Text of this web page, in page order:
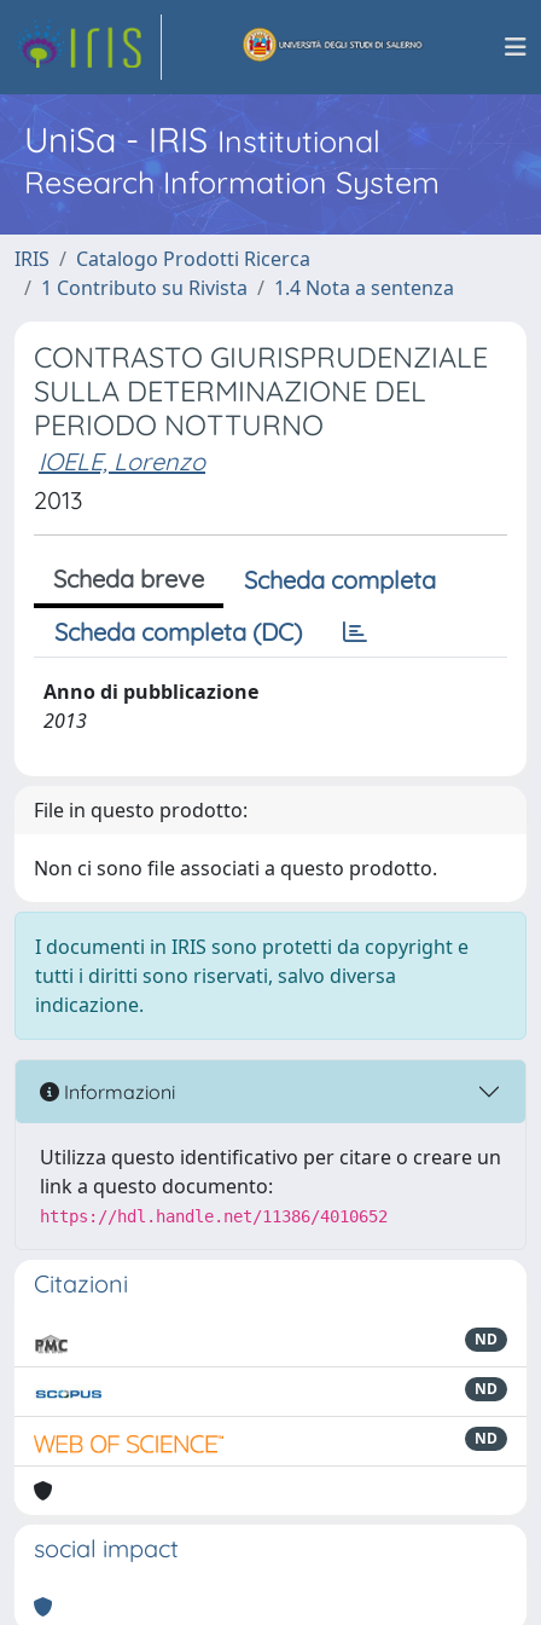
UniSa - IRISInstitutional
Research Information System
IRIS
Catalogo Prodotti Ricerca
1 Contributo su Rivista
1.4 Nota a sentenza
CONTRASTO GIURISPRUDENZIALE
SULLA DETERMINAZIONE DEL
PERIODO NOTTURNO
IOELE, Lorenzo
2013
Scheda breve
Scheda completa
Scheda completa (DC)
Anno di pubblicazione
2013
File in questo prodotto:
Non ci sono file associati a questo prodotto.
I documenti in IRIS sono protetti da copyright e
tutti i diritti sono riservati, salvo diversa
indicazione.
Informazioni
Utilizza questo identificativo per citare o creare un
link a questo documento:
https://hdl.handle.net/11386/4010652
Citazioni
ND
ND
ND
social impact